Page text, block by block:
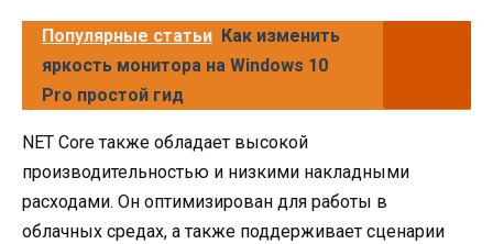
Популярные статьи Как изменить
яркость монитора на Windows 10
Pro простой гид
NET Core также обладает высокой
производительностью и низкими накладными
расходами. Он оптимизирован для работы в
облачных средах, а также поддерживает сценарии